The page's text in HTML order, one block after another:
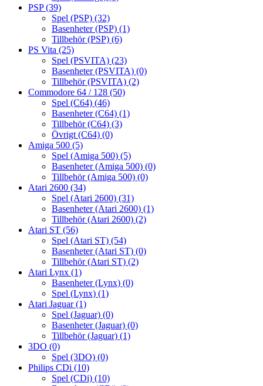
PSP(39)
Spel (PSP) (32)
Basenheter (PSP) (1)
Tillbehör (PSP) (6)
PS Vita (25)
Spel (PSVITA) (23)
Basenheter (PSVITA) (0)
Tillbehör (PSVITA) (2)
Commodore 64 / 128 (50)
Spel (C64) (46)
Basenheter (C64) (1)
Tillbehör (C64) (3)
Övrigt (C64) (0)
Amiga 500 (5)
Spel (Amiga 500) (5)
Basenheter (Amiga 500) (0)
Tillbehör (Amiga 500) (0)
Atari 2600 (34)
Spel (Atari 2600) (31)
Basenheter (Atari 2600) (1)
Tillbehör (Atari 2600) (2)
Atari ST (56)
Spel (Atari ST) (54)
Basenheter (Atari ST) (0)
Tillbehör (Atari ST) (2)
Atari Lynx (1)
Basenheter (Lynx) (0)
Spel (Lynx) (1)
Atari Jaguar(1)
Spel (Jaguar) (0)
Basenheter (Jaguar) (0)
Tillbehör (Jaguar) (1)
3DO (0)
Spel (3DO) (0)
Philips CDi (10)
Spel (CDi) (10)